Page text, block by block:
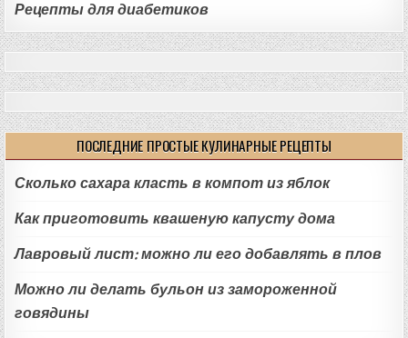
Рецепты для диабетиков
ПОСЛЕДНИЕ ПРОСТЫЕ КУЛИНАРНЫЕ РЕЦЕПТЫ
Сколько сахара класть в компот из яблок
Как приготовить квашеную капусту дома
Лавровый лист: можно ли его добавлять в плов
Можно ли делать бульон из замороженной
говядины